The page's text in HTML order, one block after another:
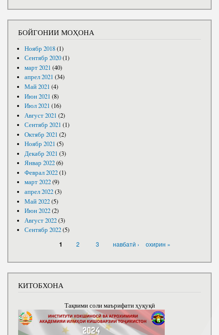
БОЙГОНИИ МОҲОНА
Ноябр 2018(1)
Сентябр 2020(1)
март 2021 (40)
апрел 2021 (34)
Май 2021 (4)
Июн 2021 (8)
Июл 2021 (16)
Август 2021 (2)
Сентябр 2021 (1)
Октябр 2021 (2)
Ноябр 2021 (5)
Декабр 2021 (3)
Январ 2022(6)
Феврал 2022(1)
март 2022(9)
апрел 2022(3)
Май 2022(5)
Июн 2022(2)
Август 2022(3)
Сентябр 2022(5)
1 2 3 навбатӣ › охирин »
КИТОБХОНА
Тақвими соли маърифати ҳуқуқӣ